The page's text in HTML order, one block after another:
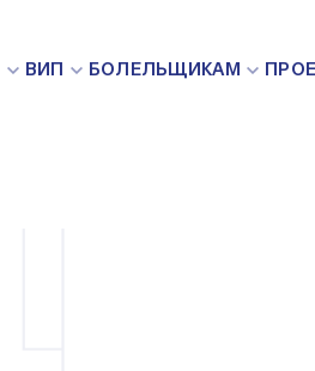
ВИП БОЛЕЛЬЩИКАМ